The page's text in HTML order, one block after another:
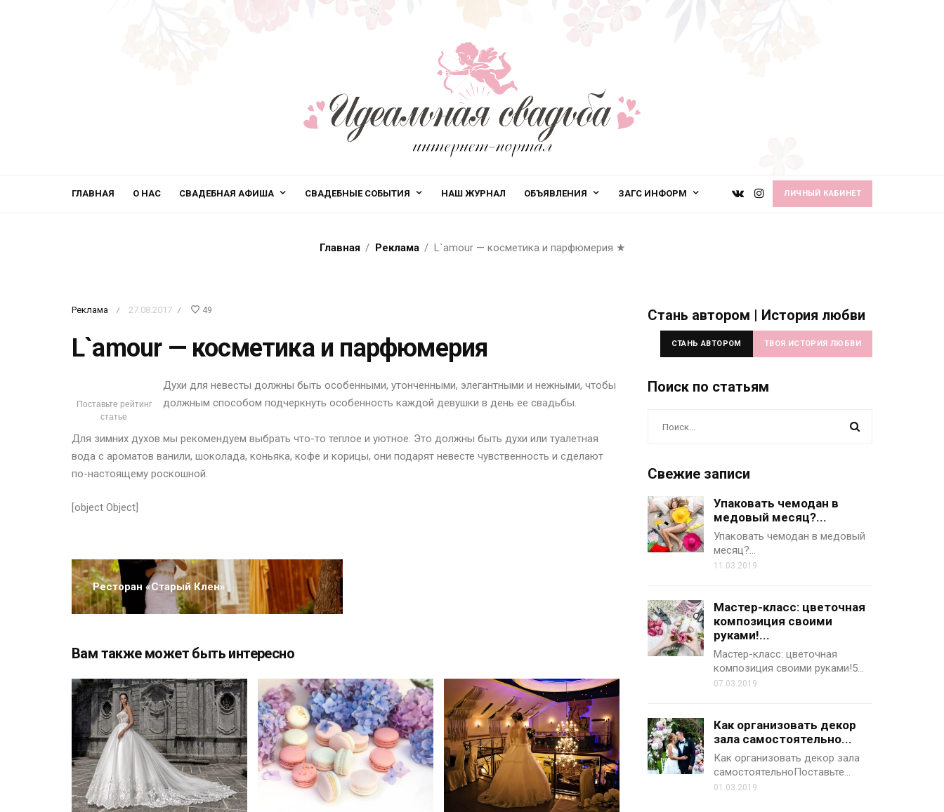
ГЛАВНАЯ О НАС СВАДЕБНАЯ АФИША СВАДЕБНЫЕ СОБЫТИЯ НАШ ЖУРНАЛ ОБЪЯВЛЕНИЯ ЗАГС ИНФОРМ ЛИЧНЫЙ КАБИНЕТ
Главная Реклама L`amour — косметика и парфюмерия ★
Реклама / 27.08.2017 / 49
L`amour — косметика и парфюмерия
Поставьте рейтинг
статье
Духи для невесты должны быть особенными, утонченными, элегантными и нежными, чтобы
должным способом подчеркнуть особенность каждой девушки в день ее свадьбы.
Для зимних духов мы рекомендуем выбрать что-то теплое и уютное. Это должны быть духи или туалетная
вода с ароматов ванили, шоколада, коньяка, кофе и корицы, они подарят невесте чувственность и сделают
по-настоящему роскошной.
[object Object]
Ресторан «Старый Клен»
Вам также может быть интересно
Стань автором | История любви
ТВОЯ ИСТОРИЯ ЛЮБВИ
СТАНЬ АВТОРОМ
Поиск по статьям
Свежие записи
Упаковать чемодан в
медовый месяц?...
Упаковать чемодан в медовый
месяц?…
11.03.2019
Мастер-класс: цветочная
композиция своими
руками!...
Мастер-класс: цветочная
композиция своими руками!5…
07.03.2019
Как организовать декор
зала самостоятельно...
Как организовать декор зала
самостоятельноПоставьте…
01.03.2019